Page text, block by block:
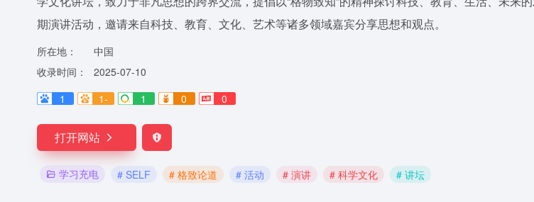
期演讲活动，邀请来自科技、教育、文化、艺术等诸多领域嘉宾分享思想和观点。
所在地：
中国
收录时间：
2025-07-10
1
1- 1 0 0
打开网站
学习充电 # SELF # 格致论道 # 活动 # 演讲 # 科学文化 # 讲坛